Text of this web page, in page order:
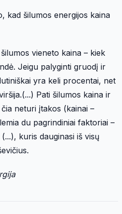
kad šilumos energijos kaina
vieneto kaina – kiek
Jeigu palyginti gruodį ir
yra keli procentai, net
Pati šilumos kaina ir
neturi įtakos (kainai –
du pagrindiniai faktoriai –
kuris dauginasi iš visų